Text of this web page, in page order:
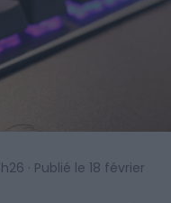
· Publié le 18 février